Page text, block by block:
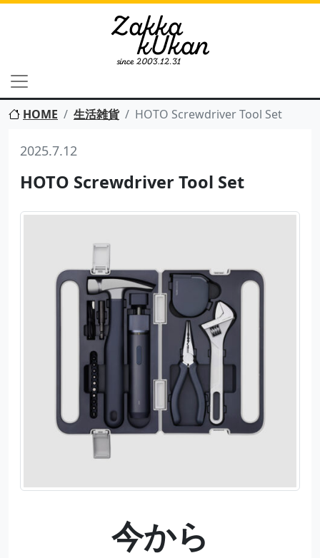
HOME 生活雑貨 HOTO Screwdriver Tool Set
2025.7.12
HOTO Screwdriver Tool Set
今から